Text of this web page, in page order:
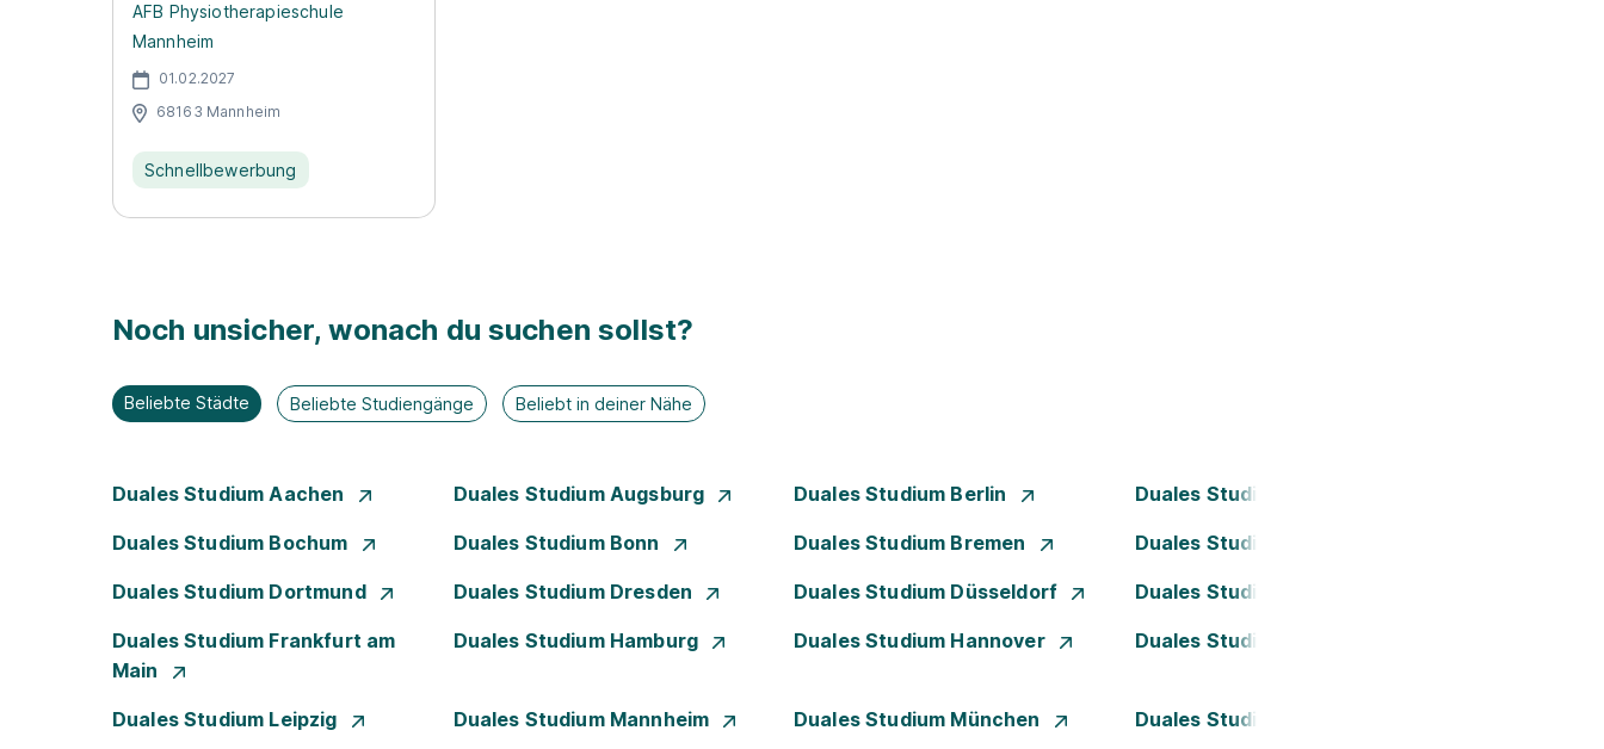
AFB Physiotherapieschule
Mannheim
01.02.2027
68163 Mannheim
Schnellbewerbung
Noch unsicher, wonach du suchen sollst?
Beliebte Städte Beliebte Studiengänge Beliebt in deiner Nähe
Duales Studium Aachen Duales Studium Augsburg Duales Studium Berlin Duales Studium Bielefeld
Duales Studium Bochum Duales Studium Bonn Duales Studium Bremen Duales Studium Darmstadt
Duales Studium Dortmund Duales Studium Dresden Duales Studium Düsseldorf Duales Studium Essen
Duales Studium Frankfurt am
Main
Duales Studium Hamburg Duales Studium Hannover Duales Studium Kassel
Duales Studium Leipzig Duales Studium Mannheim Duales Studium München Duales Studium Nürnberg